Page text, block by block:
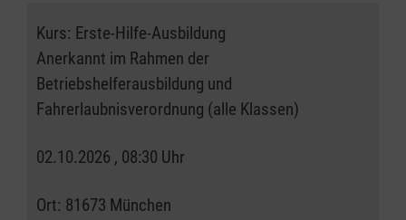
Kurs: Erste-Hilfe-Ausbildung
Anerkannt im Rahmen der
Betriebshelferausbildung und
Fahrerlaubnisverordnung (alle Klassen)
02.10.2026 , 08:30 Uhr
Ort: 81673 München